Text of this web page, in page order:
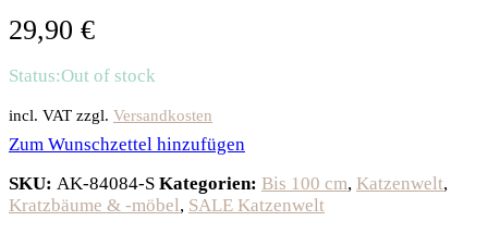
29,90 €
Status:Out of stock
incl. VAT zzgl. Versandkosten
Zum Wunschzettel hinzufügen
SKU: AK-84084-S Kategorien: Bis 100 cm, Katzenwelt,
Kratzbäume & -möbel, SALE Katzenwelt